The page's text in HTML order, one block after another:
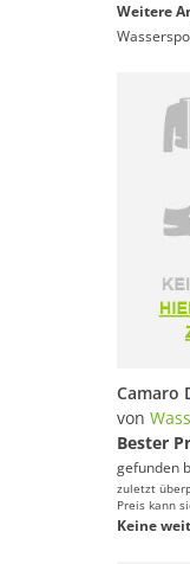
Weitere
von
Bester
gefunden
zuletzt
Preis kann
Keine